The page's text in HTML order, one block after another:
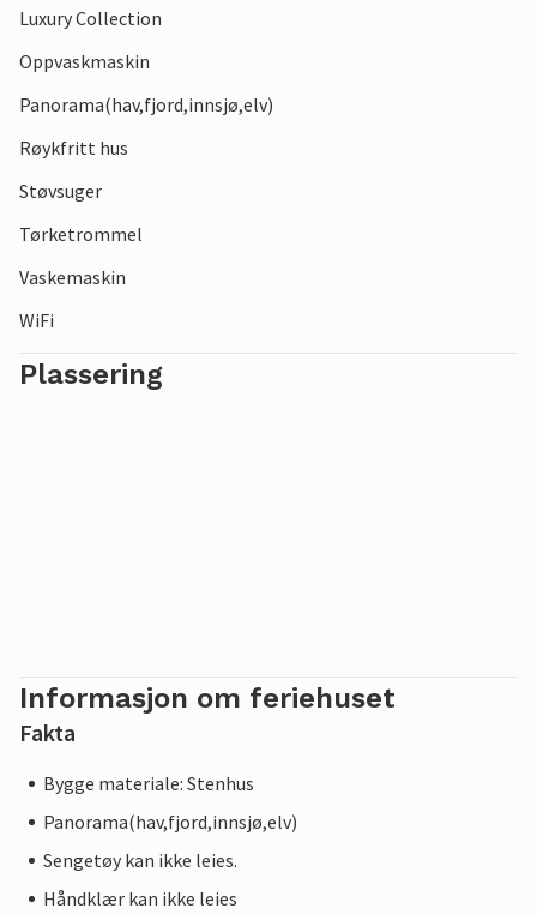
Luxury Collection
Oppvaskmaskin
Panorama(hav,fjord,innsjø,elv)
Røykfritt hus
Støvsuger
Tørketrommel
Vaskemaskin
WiFi
Plassering
Informasjon om feriehuset
Fakta
Bygge materiale: Stenhus
Panorama(hav,fjord,innsjø,elv)
Sengetøy kan ikke leies.
Håndklær kan ikke leies